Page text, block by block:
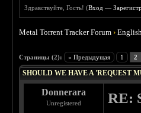
Здравствуйте, Гость! (Вход —
Metal Torrent Tracker Forum ›
Страницы (2): « Предыдущая 1 2
SHOULD WE HAVE A 'REQUEST
Donnerara
Unregistered RE: